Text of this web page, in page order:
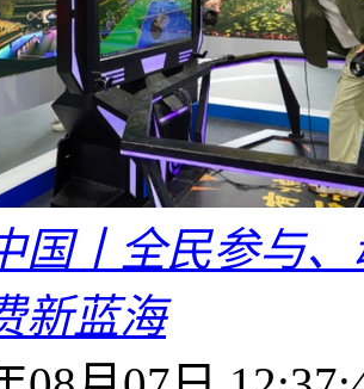
国丨全民参与
新蓝海